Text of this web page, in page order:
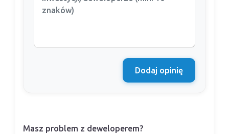
Dodaj opinię
Masz problem z deweloperem?